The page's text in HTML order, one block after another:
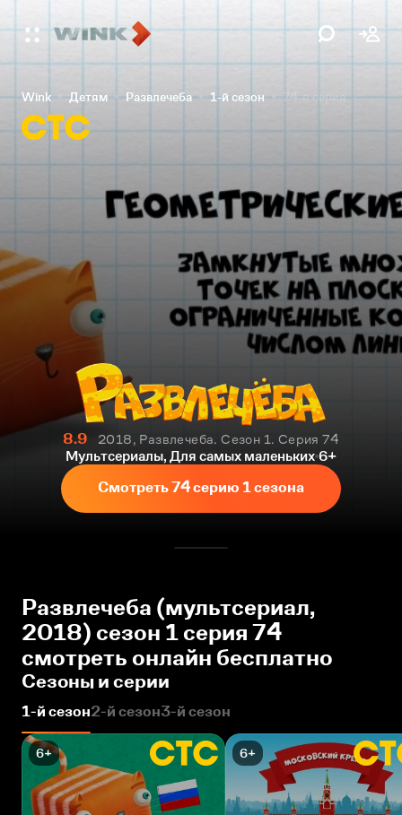
Wink Детям Развлечеба 1-й сезон 74-я серия
8.9
2018, Развлечеба. Сезон 1. Серия 74
Мультсериалы, Для самых маленьких 6+
Смотреть 74 серию 1 сезона
Развлечеба (мультсериал,
2018) сезон 1 серия 74
смотреть онлайн бесплатно
Сезоны и серии
1-й сезон2-й сезон3-й сезон
6+ 6+